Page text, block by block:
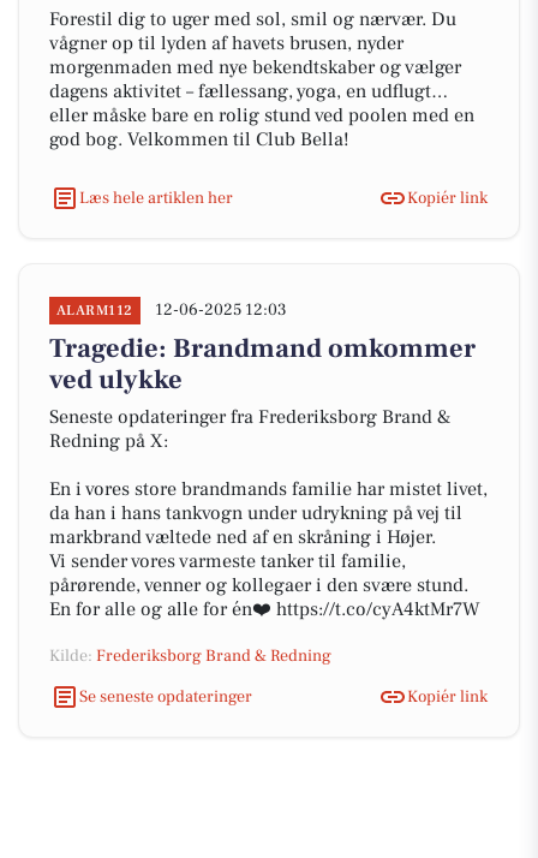
Forestil dig to uger med sol, smil og nærvær. Du
vågner op til lyden af havets brusen, nyder
morgenmaden med nye bekendtskaber og vælger
dagens aktivitet – fællessang, yoga, en udflugt…
eller måske bare en rolig stund ved poolen med en
god bog. Velkommen til Club Bella!
Læs hele artiklen her Kopiér link
ALARM112 12-06-2025 12:03
Tragedie: Brandmand omkommer
ved ulykke
Seneste opdateringer fra Frederiksborg Brand &
Redning på X:
En i vores store brandmands familie har mistet livet,
da han i hans tankvogn under udrykning på vej til
markbrand væltede ned af en skråning i Højer.
Vi sender vores varmeste tanker til familie,
pårørende, venner og kollegaer i den svære stund.
En for alle og alle for én❤️ https://t.co/cyA4ktMr7W
Kilde: Frederiksborg Brand & Redning
Se seneste opdateringer
Kopiér link